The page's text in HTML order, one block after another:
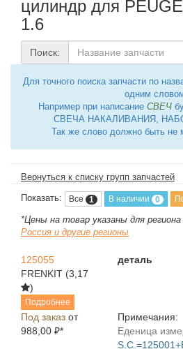
цилиндр для
1.6
Поиск:
Для точного поиска запчасти по
одним
Например при написание СВЕЧ
СВЕЧА НАКАЛИВАНИЯ,
Так же слово должно быть не
Вернуться к списку групп запчастей
Показать: Все 1 В наличии 0
*Цены на товар указаны для региона
Россия и другие регионы
125055
FRENKIT (3,17
)
Подробнее
деталь
Под заказ от
988,00 ₽*
Примечания:
Еденица